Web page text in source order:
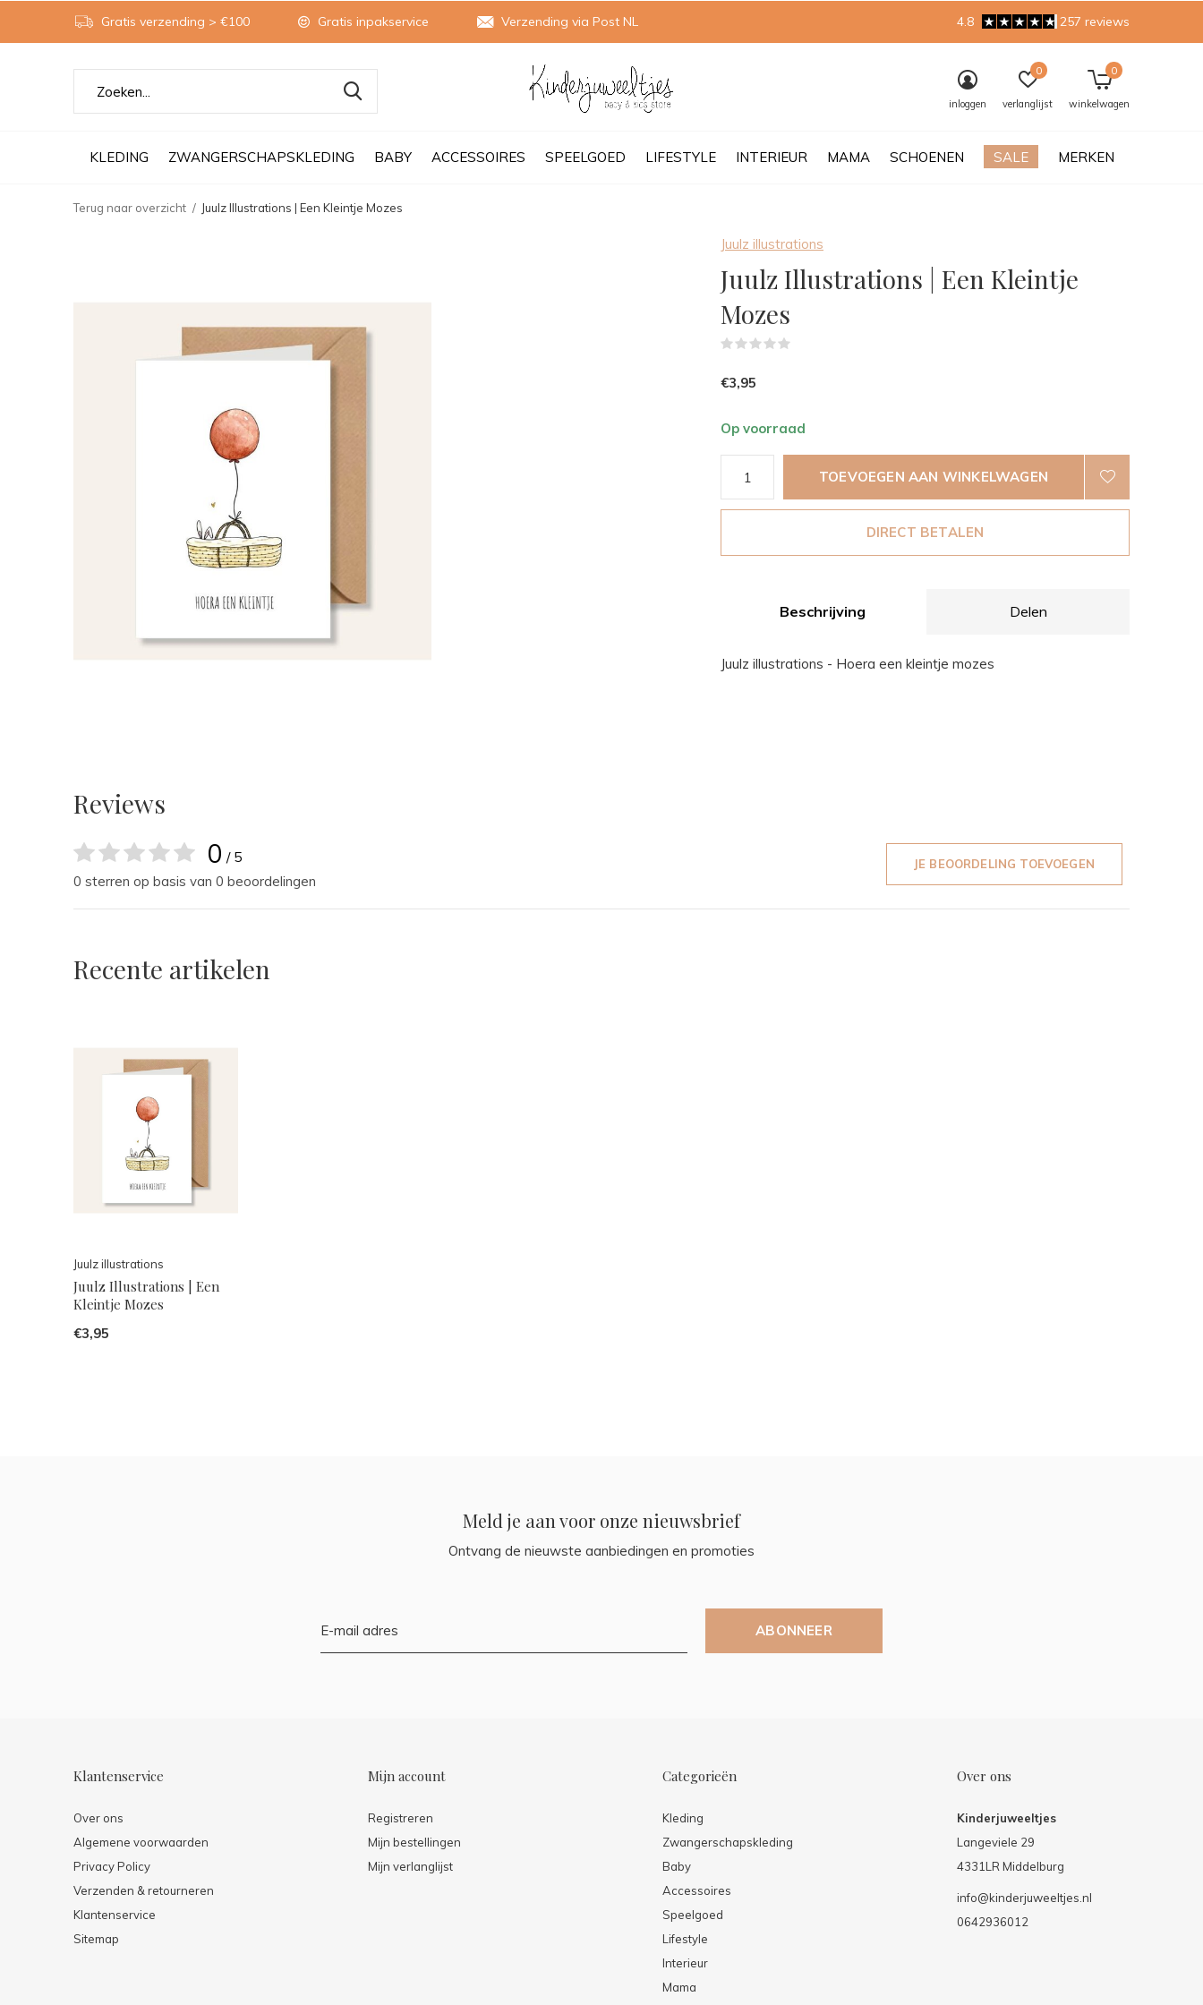
KLEDING ZWANGERSCHAPSKLEDING BABY ACCESSOIRES SPEELGOED LIFESTYLE INTERIEUR MAMA SCHOENEN SALE MERKEN
inloggen verlanglijst
0
winkelwagen
0
Gratis verzending > €100 Gratis inpakservice Verzending via Post NL 4.8 257 reviews
Terug naar overzicht Juulz Illustrations | Een Kleintje Mozes
Juulz illustrations
Juulz Illustrations | Een Kleintje
Mozes
€3,95
Op voorraad
TOEVOEGEN AAN WINKELWAGEN
DIRECT BETALEN
Beschrijving Delen
Juulz illustrations - Hoera een kleintje mozes
Reviews
0 / 5
0 sterren op basis van 0 beoordelingen
JE BEOORDELING TOEVOEGEN
Recente artikelen
Juulz illustrations
Juulz Illustrations | Een
Kleintje Mozes
€3,95
Meld je aan voor onze nieuwsbrief
Ontvang de nieuwste aanbiedingen en promoties
ABONNEER
Klantenservice
Over ons
Algemene voorwaarden
Privacy Policy
Verzenden & retourneren
Klantenservice
Sitemap
Mijn account
Registreren
Mijn bestellingen
Mijn verlanglijst
Categorieën
Kleding
Zwangerschapskleding
Baby
Accessoires
Speelgoed
Lifestyle
Interieur
Mama
Over ons
Kinderjuweeltjes
Langeviele 29
4331LR Middelburg
info@kinderjuweeltjes.nl
0642936012